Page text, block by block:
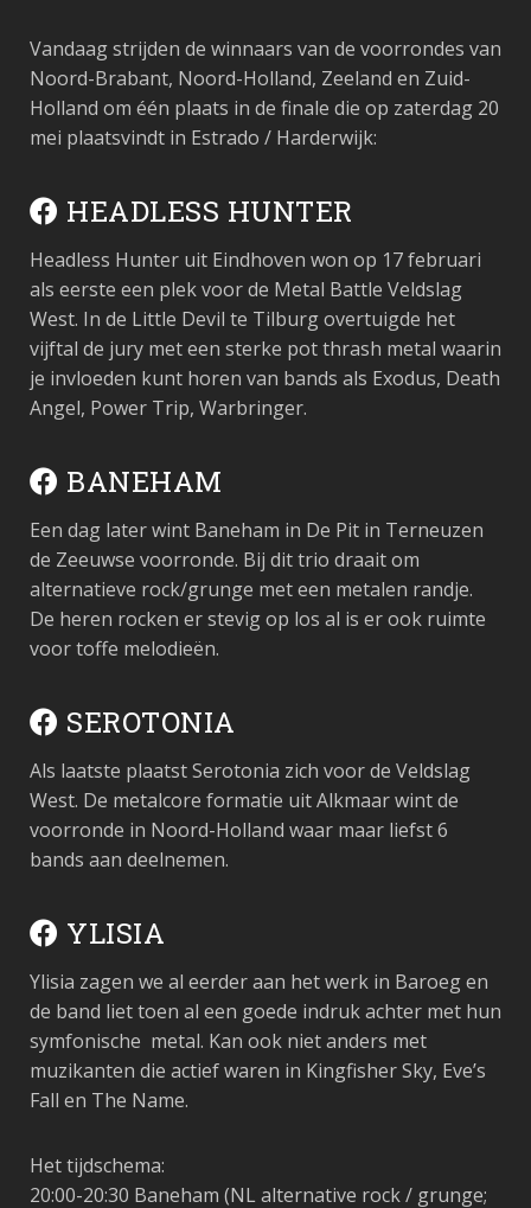
Vandaag strijden de winnaars van de voorrondes van
Noord-Brabant, Noord-Holland, Zeeland en Zuid-
Holland om één plaats in de finale die op zaterdag 20
mei plaatsvindt in Estrado / Harderwijk:
HEADLESS HUNTER
Headless Hunter uit Eindhoven won op 17 februari
als eerste een plek voor de Metal Battle Veldslag
West. In de Little Devil te Tilburg overtuigde het
vijftal de jury met een sterke pot thrash metal waarin
je invloeden kunt horen van bands als Exodus, Death
Angel, Power Trip, Warbringer.
BANEHAM
Een dag later wint Baneham in De Pit in Terneuzen
de Zeeuwse voorronde. Bij dit trio draait om
alternatieve rock/grunge met een metalen randje.
De heren rocken er stevig op los al is er ook ruimte
voor toffe melodieën.
SEROTONIA
Als laatste plaatst Serotonia zich voor de Veldslag
West. De metalcore formatie uit Alkmaar wint de
voorronde in Noord-Holland waar maar liefst 6
bands aan deelnemen.
YLISIA
Ylisia zagen we al eerder aan het werk in Baroeg en
de band liet toen al een goede indruk achter met hun
symfonische metal. Kan ook niet anders met
muzikanten die actief waren in Kingfisher Sky, Eve’s
Fall en The Name.
Het tijdschema:
20:00-20:30 Baneham (NL alternative rock / grunge;